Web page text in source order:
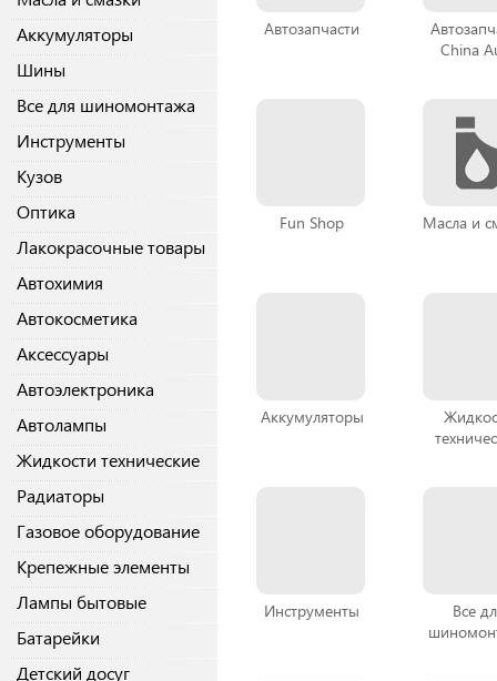
Аккумуляторы
Шины
Все для шиномонтажа
Инструменты
Кузов
Оптика
Лакокрасочные товары
Автохимия
Автокосметика
Аксессуары
Автоэлектроника
Автолампы
Жидкости технические
Радиаторы
Газовое оборудование
Крепежные элементы
Лампы бытовые
Батарейки
Детский досуг
Автозапчасти
China
Fun Shop Масла и
Аккумуляторы
Инструменты
Все